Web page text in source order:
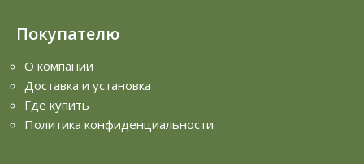
Покупателю
О компании
Доставка и установка
Где купить
Политика конфиденциальности